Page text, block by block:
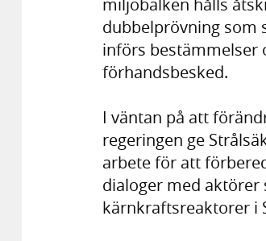
miljöbalken hålls
dubbelprövning som
införs bestämmelser
förhandsbesked.
I väntan på att
regeringen ge
arbete för att
dialoger med aktörer
kärnkraftsreaktorer i